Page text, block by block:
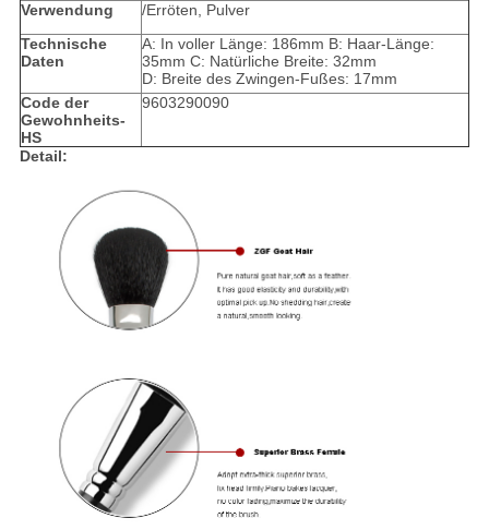
Verwendung
/Erröten, Pulver
Technische
Daten
A: In voller Länge: 186mm B: Haar-Länge:
35mm C: Natürliche Breite: 32mm
D: Breite des Zwingen-Fußes: 17mm
Code der
Gewohnheits-
HS
9603290090
Detail: